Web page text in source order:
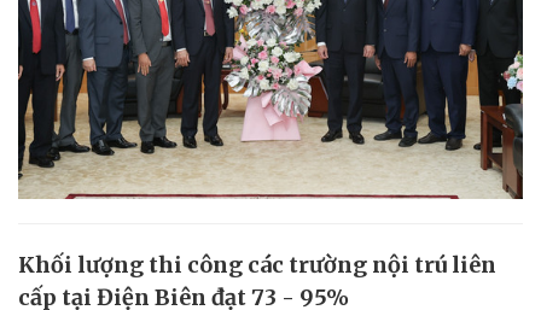
Khối lượng thi công các trường nội trú liên
cấp tại Điện Biên đạt 73 - 95%